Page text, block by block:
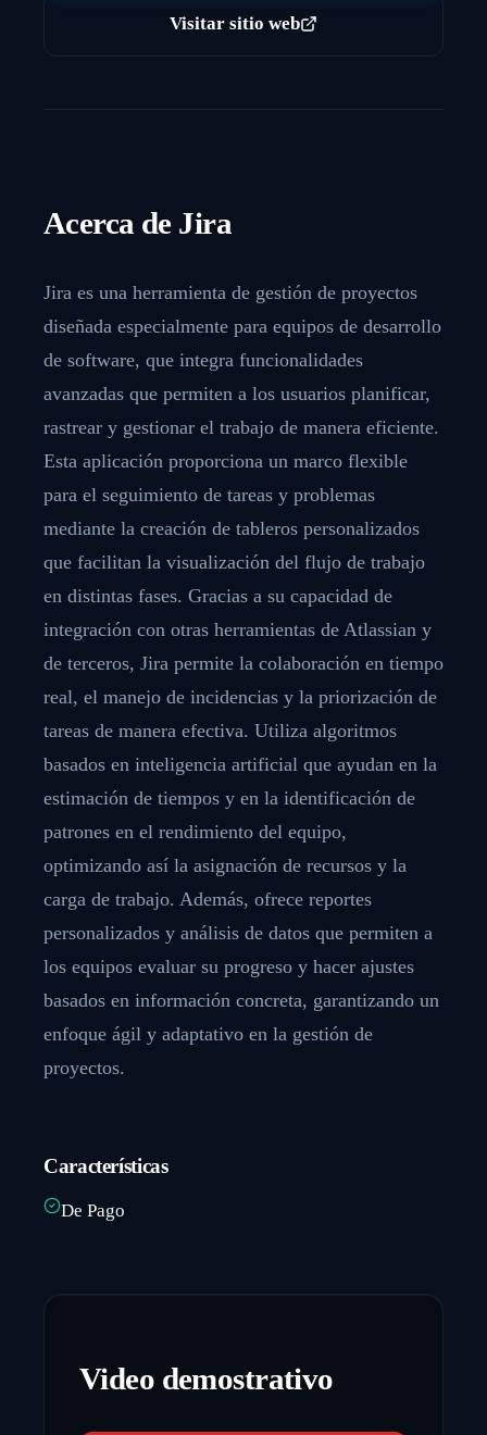
Visitar sitio web
Acerca de Jira
Jira es una herramienta de gestión de proyectos
diseñada especialmente para equipos de desarrollo
de software, que integra funcionalidades
avanzadas que permiten a los usuarios planificar,
rastrear y gestionar el trabajo de manera eficiente.
Esta aplicación proporciona un marco flexible
para el seguimiento de tareas y problemas
mediante la creación de tableros personalizados
que facilitan la visualización del flujo de trabajo
en distintas fases. Gracias a su capacidad de
integración con otras herramientas de Atlassian y
de terceros, Jira permite la colaboración en tiempo
real, el manejo de incidencias y la priorización de
tareas de manera efectiva. Utiliza algoritmos
basados en inteligencia artificial que ayudan en la
estimación de tiempos y en la identificación de
patrones en el rendimiento del equipo,
optimizando así la asignación de recursos y la
carga de trabajo. Además, ofrece reportes
personalizados y análisis de datos que permiten a
los equipos evaluar su progreso y hacer ajustes
basados en información concreta, garantizando un
enfoque ágil y adaptativo en la gestión de
proyectos.
Características
De Pago
Video demostrativo